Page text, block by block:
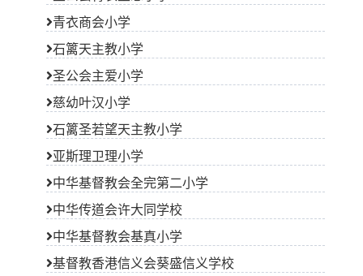
圣公会主爱小学
慈幼叶汉小学
石篱圣若望天主教小学
亚斯理卫理小学
中华基督教会全完第二小学
中华传道会许大同学校
中华基督教会基真小学
基督教香港信义会葵盛信义学校
柏立基教育学院校友会卢光辉纪念学校
圣公会仁立小学